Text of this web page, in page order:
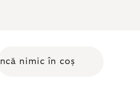
Coş de cumpărături
Încă nimic în coș